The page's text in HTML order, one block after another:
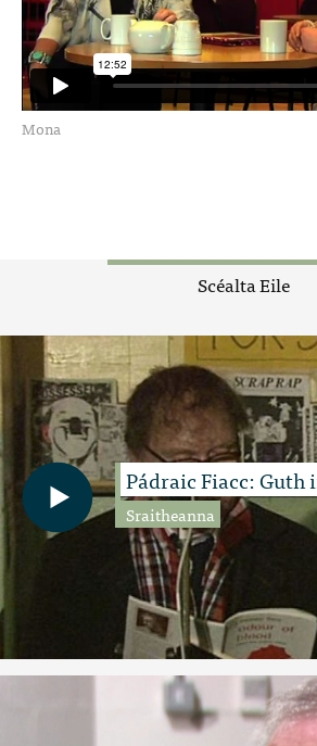
Mona
Scéalta Eile
Pádraic Fiacc: Guth
Sraitheanna